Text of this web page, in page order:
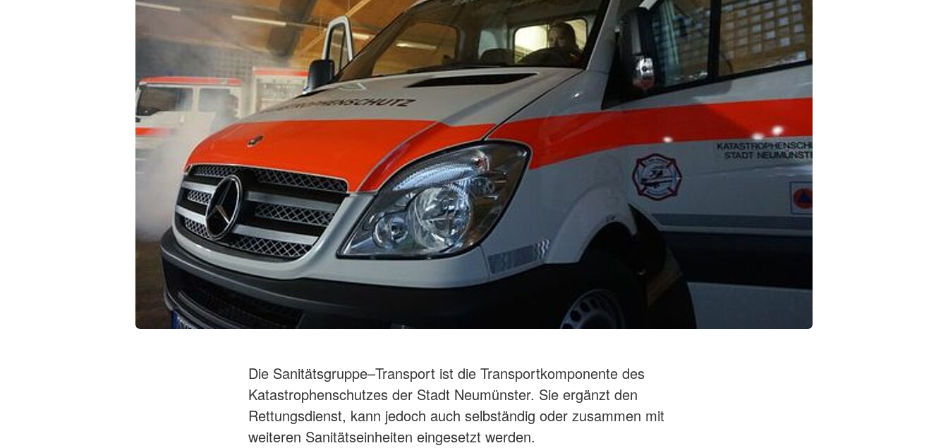
Die Sanitätsgruppe–Transport ist die Transportkomponente des
Katastrophenschutzes der Stadt Neumünster. Sie ergänzt den
Rettungsdienst, kann jedoch auch selbständig oder zusammen mit
weiteren Sanitätseinheiten eingesetzt werden.